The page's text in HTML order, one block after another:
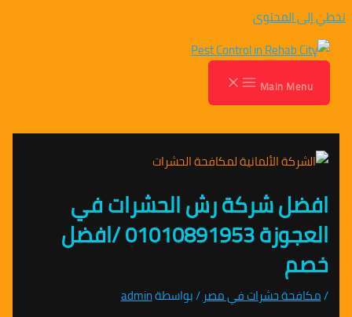
تخطي إلى المحتوى
Main Menu
افضل شركة رش الحشرات في
العجوزة 01010891953 /افضل
خصم
/مكافحة حشرات في مصر/ بواسطةadmin